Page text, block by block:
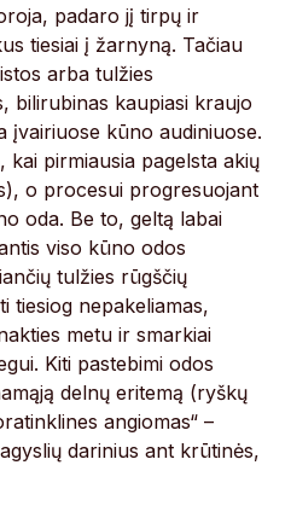
padaro jį tirpų ir
tiesiai į žarnyną. Tačiau
arba tulžies
bilirubinas kaupiasi kraujo
įvairiuose kūno audiniuose.
kai pirmiausia pagelsta akių
o procesui progresuojant
oda. Be to, geltą labai
viso kūno odos
tulžies rūgščių
tiesiog nepakeliamas,
metu ir smarkiai
Kiti pastebimi odos
delnų eritemą (ryškų
angiomas“ –
darinius ant krūtinės,